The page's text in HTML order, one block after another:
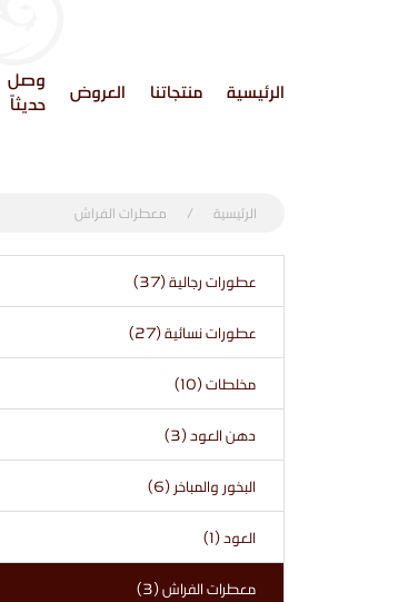
الرئيسية منتجاتنا العروض
وصل
حديثاً
الرئيسية معطرات الفراش
عطورات رجالية (37)
عطورات نسائية (27)
مخلطات (10)
دهن العود (3)
البخور والمباخر (6)
العود (1)
معطرات الفراش (3)